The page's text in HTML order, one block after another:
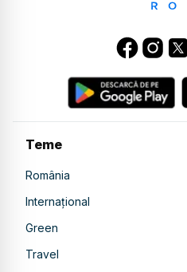
Teme
România
Internațional
Green
Travel